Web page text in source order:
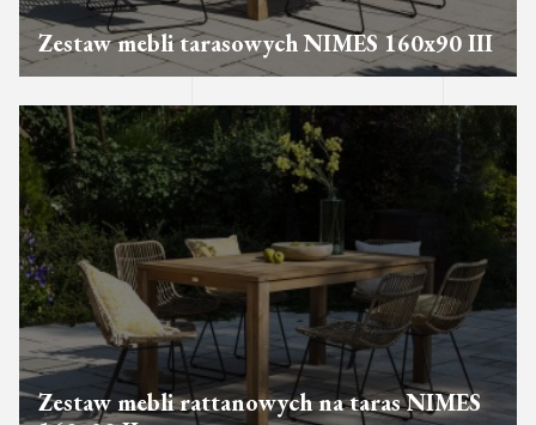
Zestaw mebli tarasowych NIMES 160x90 III
Zestaw mebli rattanowych na taras NIMES